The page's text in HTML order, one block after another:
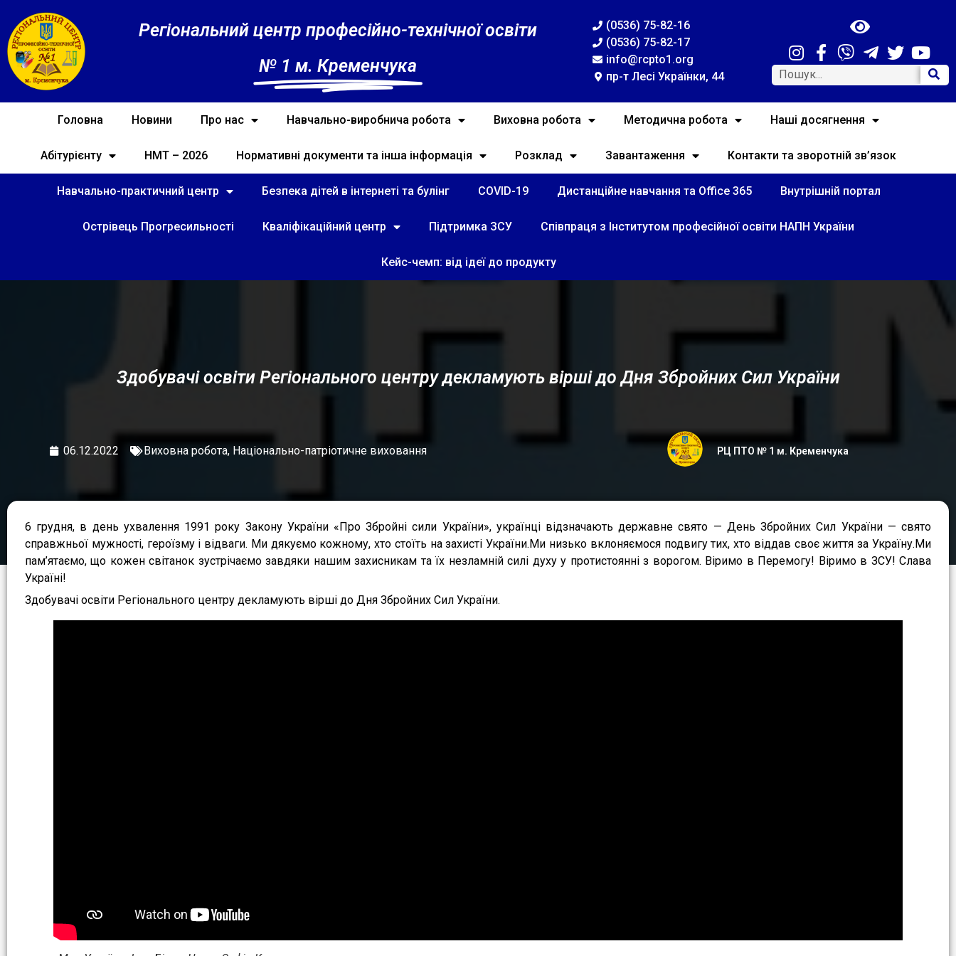
Регіональний центр професійно-технічної освіти
№ 1 м. Кременчука
(0536) 75-82-16
(0536) 75-82-17
info@rcpto1.org
пр-т Лесі Українки, 44
Головна Новини Про нас Навчально-виробнича робота Виховна робота Методична робота Наші досягнення
Абітурієнту НМТ – 2026 Нормативні документи та інша інформація Розклад Завантаження Контакти та зворотній зв’язок
Навчально-практичний центр Безпека дітей в інтернеті та булінг COVID-19 Дистанційне навчання та Office 365 Внутрішній портал
Острівець Прогресильності Кваліфікаційний центр Підтримка ЗСУ Співпраця з Інститутом професійної освіти НАПН України
Кейс-чемп: від ідеї до продукту
Здобувачі освіти Регіонального центру декламують вірші до Дня Збройних Сил України
06.12.2022 Виховна робота, Національно-патріотичне виховання РЦ ПТО № 1 м. Кременчука
6 грудня, в день ухвалення 1991 року Закону України «Про Збройні сили України», українці відзначають державне свято — День Збройних Сил України — свято
справжньої мужності, героїзму і відваги. Ми дякуємо кожному, хто стоїть на захисті України.Ми низько вклоняємося подвигу тих, хто віддав своє життя за Україну.Ми
пам’ятаємо, що кожен світанок зустрічаємо завдяки нашим захисникам та їх незламній силі духу у протистоянні з ворогом. Віримо в Перемогу! Віримо в ЗСУ! Слава
Україні!
Здобувачі освіти Регіонального центру декламують вірші до Дня Збройних Сил України.